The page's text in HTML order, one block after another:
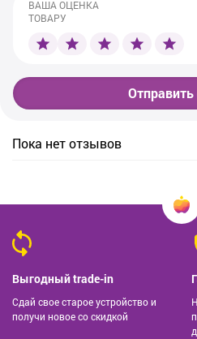
ВАША ОЦЕНКА
ТОВАРУ
Пока нет отзывов
Выгодный trade-in
Сдай свое старое устройство и
получи новое со скидкой